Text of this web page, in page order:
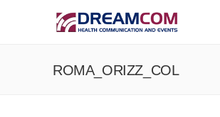
ROMA_ORIZZ_COL